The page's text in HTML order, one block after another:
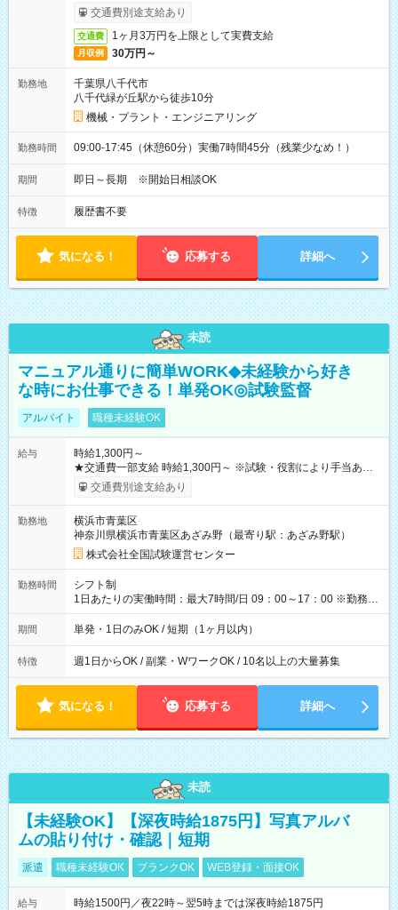
ービス利用可（利用条件有）
交通費別途支給あり
交通費 1ヶ月3万円を上限として実費支給
月収例 30万円～
勤務地
千葉県八千代市
八千代緑が丘駅から徒歩10分
機械・プラント・エンジニアリング
勤務時間 09:00-17:45（休憩60分）実働7時間45分（残業少なめ！）
期間 即日～長期 ※開始日相談OK
特徴 履歴書不要
気になる！ 応募する 詳細へ
未読
マニュアル通りに簡単WORK◆未経験から好き
な時にお仕事できる！単発OK◎試験監督
アルバイト 職種未経験OK
給与
時給1,300円～
★交通費一部支給 時給1,300円～ ※試験・役割により手当あり
※勤務回数により昇給あり 【即給（前払い）オプションあ
り！】 希望される場合、勤務から1週間ほどで給与の一部を受け
例】 ・河合塾模擬試験 8:30～17:30（休憩1時間） 時給1,300円
×8時間＝日収10,400円＋交通費 ※当日の役割により時給＋100
円の場合あり ・国家試験 7:00～13:30（休憩なし） 時給1,300
円（役割手当＋100円）×6時間＝日収8,400円＋交通費 【試用期
間】試用期間なし
交通費別途支給あり
勤務地
横浜市青葉区
神奈川県横浜市青葉区あざみ野（最寄り駅：あざみ野駅）
株式会社全国試験運営センター
勤務時間
シフト制
1日あたりの実働時間：最大7時間/日 09：00～17：00 ※勤務時
間は 試験により異なります。
期間 単発・1日のみOK / 短期（1ヶ月以内）
特徴 週1日からOK / 副業・WワークOK / 10名以上の大量募集
気になる！ 応募する 詳細へ
未読
【未経験OK】【深夜時給1875円】写真アルバ
ムの貼り付け・確認｜短期
派遣 職種未経験OK ブランクOK WEB登録・面接OK
給与 時給1500円／夜22時～翌5時までは深夜時給1875円